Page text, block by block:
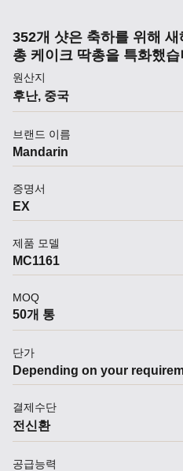
352개 샷은 축하를 위해
총 케이크 딱총을 특화했
원산지
후난, 중국
브랜드 이름
Mandarin
증명서
EX
제품 모델
MC1161
MOQ
50개 통
단가
Depending on your
결제수단
전신환
공급능력